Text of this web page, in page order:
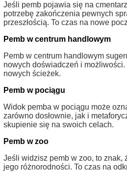
Jeśli pemb pojawia się na
potrzebę zakończenia pewnych
przeszłością. To czas na nowe
Pemb w centrum handlowym
Pemb w centrum handlowym
nowych doświadczeń i
nowych ścieżek.
Pemb w pociągu
Widok pemba w pociągu może
zarówno dosłownie, jak i
skupienie się na swoich celach.
Pemb w zoo
Jeśli widzisz pemb w zoo, to znak,
jego różnorodności. To czas na